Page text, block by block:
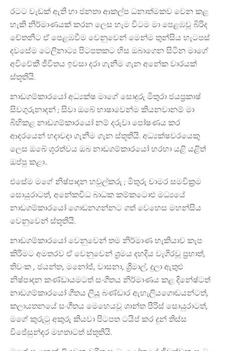
රටට වැඩක් ඇති හා ජනතා ආකල්ප ධනාත්මකව වෙන කළ
හැකි නිර්මාණයක් කරන ලෙස හැම විටම මා පෙළඹවූ බිරිද
චේතනීට ඒ පෙළඹවීම වෙනුවෙන් මෙන්ම තුන්සිය හැටපස්
දවසේම ටෙලිනාට්‍ය පිටපතකට හිස ඔබාගෙන සිටින මාගේ
අවිවේකී ජීවිතය ඉවසා දරා ගැනීම ගැන අනේක වාරයක්
ස්තූතියි.
නාඩගම්කාරයෝ අධ්‍යක්ෂ මාගේ සොදුරු මිතුරා ජයප්‍රකාෂ්
සිවගුරුනාදන් ; සිවා ඔබේ භාෂාවෙන්ම කියනවානම් මා
බිහිකළ නාඩගම්කාරයෝ නම් දරුවා පෝෂණය කර
ආදරයෙන් හදාවදා ගැනීම ගැන ස්තූතියි. අධ්‍යක්ෂවරයෙකු
ලෙස ඔබේ ශූරත්වය ඔබ නාඩගම්කාරයෝ හරහා යළි යළිත්
ඔප්පු කළා..
එසේම මගේ නිෂ්පාදන හවුල්කරු ; මිතුරු චාමර සමවික්‍රම
සොයුරාටත්, අනේකවිධ බාධක කම්කටොළු මධ්‍යයේ
නාඩගම්කාරයෝ ගොඩනගන්නට ගත් වෙහෙස මහන්සිය
වෙනුවෙන් ස්තූතියි.
නාඩගම්කාරයෝ වෙනුවෙන් තම නිර්මාණ හැකියාව කැප
කිරිමට අමතරව ඒ වෙනුවෙන් ශ්‍රමය දහදිය වැගිරවූ ප්‍රභාත්,
තිවංක , ජයන්ත, මනෝජ්, වාසනා, ශ්‍රීමාල්, දුලා ඇතුළු
නිෂ්පාදන කණ්ඩායමටත් සංගීතය නිර්මාණය කළ දිනේෂ්ටත්
නාඩගම්කාරයෝ ගීතය ලියූ බණ්ඩාර ඇහැලියගොඩයන්ටත්,
කලායතනයේ සංගීතය මෙහෙයවූ ශාන්ත පීරිස් සොයුරාටත්,
මගේ කුරුටු අකුරු කියවා පිටපත ටයිප් කර දුන් තිස්ස
විජේසුන්දර මහතාටත් ස්තූතියි.